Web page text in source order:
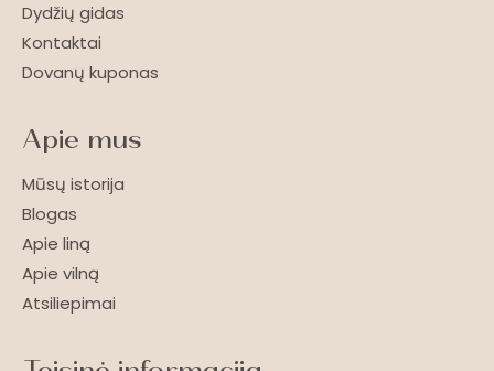
Dydžių gidas
Kontaktai
Dovanų kuponas
Apie mus
Mūsų istorija
Blogas
Apie liną
Apie vilną
Atsiliepimai